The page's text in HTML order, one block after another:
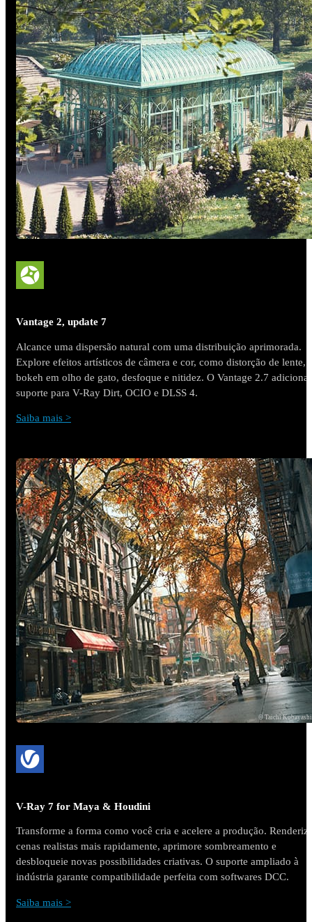
Vantage 2, update 7
Alcance uma dispersão natural com uma distribuição aprimorada.
Explore efeitos artísticos de câmera e cor, como distorção de lente,
bokeh em olho de gato, desfoque e nitidez. O Vantage 2.7 adiciona
suporte para V-Ray Dirt, OCIO e DLSS 4.
Saiba mais >
© Taichi Kobayashi
V-Ray 7 for Maya & Houdini
Transforme a forma como você cria e acelere a produção.
cenas realistas mais rapidamente, aprimore sombreamento e
desbloqueie novas possibilidades criativas. O suporte ampliado à
indústria garante compatibilidade perfeita com softwares DCC.
Saiba mais >